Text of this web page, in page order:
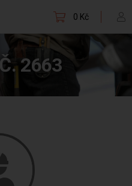
0 Kč
2663